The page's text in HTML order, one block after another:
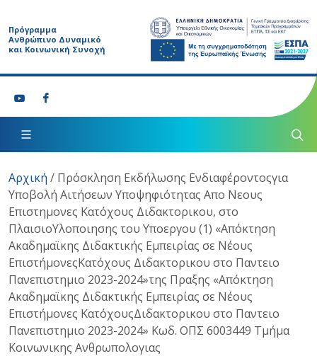
Πρόγραμμα
Ανθρώπινο Δυναμικό
και Κοινωνική Συνοχή
Αρχική / Πρόσκληση Εκδήλωσης Ενδιαφέροντοςγια
Υποβολή Αιτήσεων Υποψηφιότητας Απο Νεους
Επιστημονες Κατόχους Διδακτορικου, στο
ΠλαισιοΥλοποιησης του Υποεργου (1) «Απόκτηση
Ακαδημαϊκης Διδακτικής Εμπειρίας σε Νέους
ΕπιστήμονεςΚατόχους Διδακτορικου στο Παντειο
Πανεπιστημιο 2023-2024»της Πραξης «Απόκτηση
Ακαδημαϊκης Διδακτικής Εμπειρίας σε Νέους
Επιστήμονες ΚατόχουςΔιδακτορικου στο Παντειο
Πανεπιστημιο 2023-2024» Κωδ. ΟΠΣ 6003449 Τμήμα
Κοινωνικης Ανθρωπολογιας